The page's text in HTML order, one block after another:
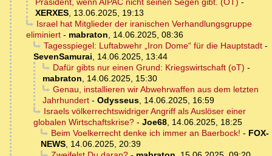
Präsident, wenn AIPAC nicht seinen Segen gibt. (OT) -
XERXES, 13.06.2025, 19:13
Israel hat Mitglieder der iranischen Verhandlungsgruppe
eliminiert - mabraton, 14.06.2025, 08:36
Tagesspiegel: Luftabwehr „Iron Dome“ für die Hauptstadt-
SevenSamurai, 14.06.2025, 13:44
Dafür gibts nur einen Grund: Kriegswirtschaft (oT) -
mabraton, 14.06.2025, 15:30
Genau, installieren wir Abwehrwaffen aus dem letzten
Jahrhundert - Odysseus, 14.06.2025, 16:59
Israels völkerrechtswidriger Angriff als Auslöser einer
globalen Wirtschaftskrise? - Joe68, 14.06.2025, 18:25
Beim Voelkerrecht denke ich immer an Baerbock! - FOX-
NEWS, 14.06.2025, 20:39